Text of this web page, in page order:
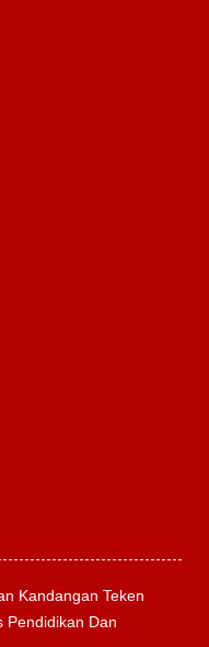
Kandangan Teken
Pendidikan Dan